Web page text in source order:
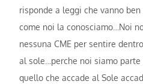
risponde a leggi che vanno
come noi la conosciamo…Noi
nessuna CME per sentire
al sole…perche noi siamo
quello che accade al Sole